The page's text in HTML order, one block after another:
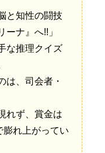
と知性の闘技
ナ』へ!!」
な推理クイズ
は、司会者・
れず、賞金は
膨れ上がってい